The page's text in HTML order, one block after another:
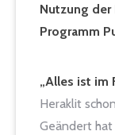
Nutzung
Programm
„Alles ist im
Heraklit
Geändert hat